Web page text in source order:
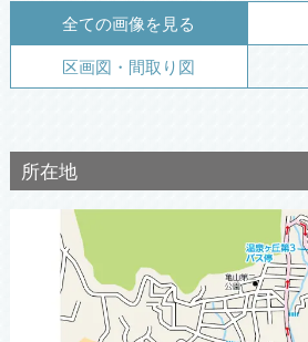
全ての画像を見る
区画図・間取り図
所在地